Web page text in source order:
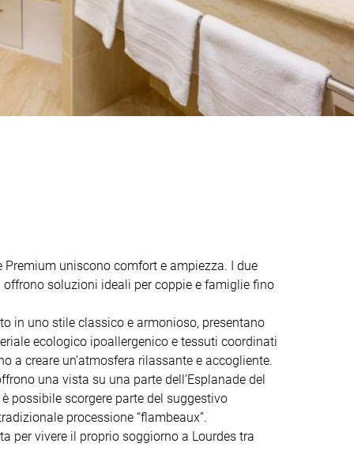
Premium uniscono comfort e ampiezza. I due
soluzioni ideali per coppie e famiglie fino
in uno stile classico e armonioso, presentano
ecologico ipoallergenico e tessuti coordinati
a creare un’atmosfera rilassante e accogliente.
una vista su una parte dell’Esplanade del
possibile scorgere parte del suggestivo
processione “flambeaux”.
per vivere il proprio soggiorno a Lourdes tra